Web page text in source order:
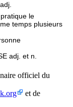
le
temps plusieurs
adj. et n.
officiel du
et de